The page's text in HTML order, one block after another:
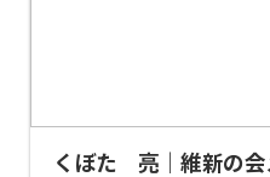
くぼた 亮｜維新の会